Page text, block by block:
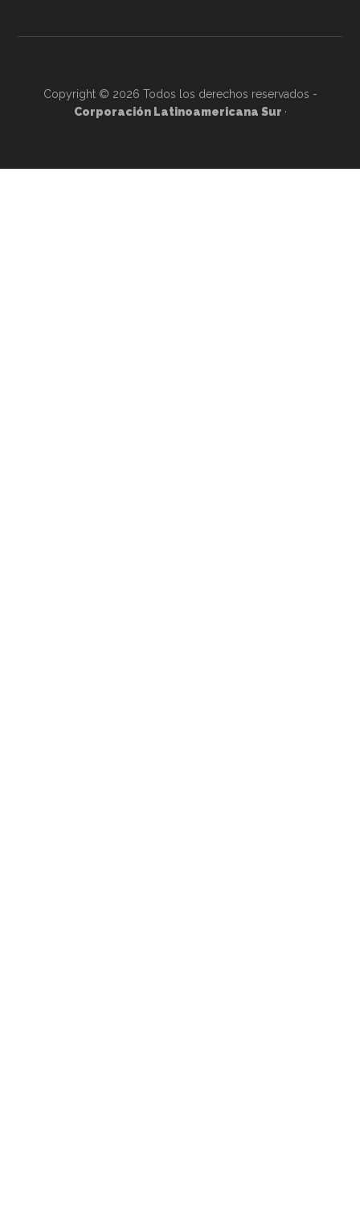
Copyright © 2026 Todos los derechos reservados -
Corporación Latinoamericana Sur ·